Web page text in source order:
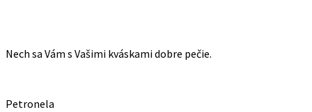
Nech sa Vám s Vašimi kváskami dobre pečie.
Petronela